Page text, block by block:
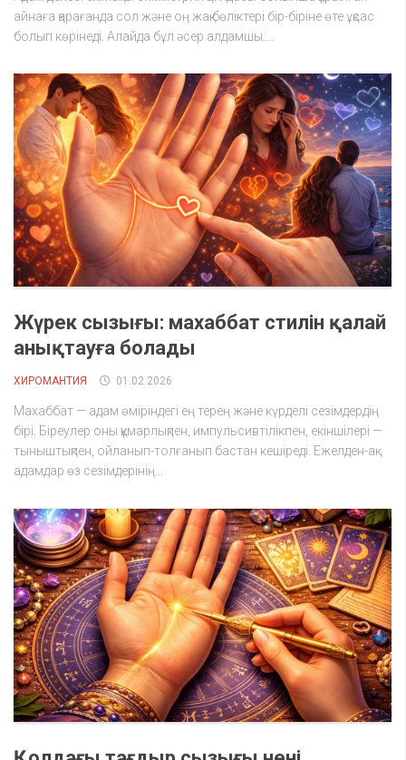
айнаға қарағанда сол және оң жақ бөліктері бір-біріне өте ұқсас
болып көрінеді. Алайда бұл әсер алдамшы:...
Жүрек сызығы: махаббат стилін қалай
анықтауға болады
ХИРОМАНТИЯ 01.02.2026
Махаббат — адам өміріндегі ең терең және күрделі сезімдердің
бірі. Біреулер оны құмарлықпен, импульсивтілікпен, екіншілері —
тыныштықпен, ойланып-толғанып бастан кешіреді. Ежелден-ақ
адамдар өз сезімдерінің...